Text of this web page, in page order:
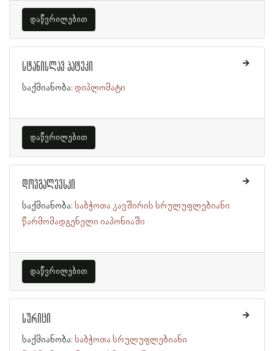
დაწვრილებით
სტანისლავ პატეკი
საქმიანობა: დიპლომატი
დაწვრილებით
დოვგალევსკი
საქმიანობა: საბჭოთა კავშირის სრულუფლებიანი
წარმომადგენელი იაპონიაში
დაწვრილებით
სურიცი
საქმიანობა: საბჭოთა სრულუფლებიანი